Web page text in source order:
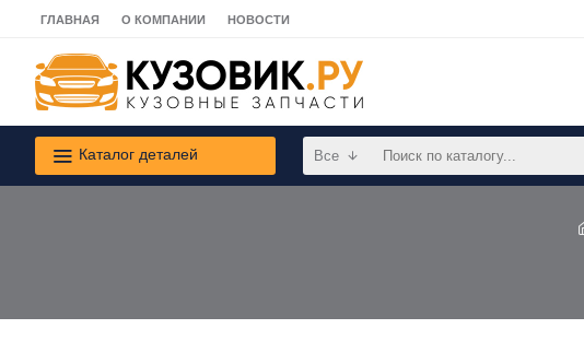
ГЛАВНАЯ О КОМПАНИИ НОВОСТИ
Каталог деталей Все